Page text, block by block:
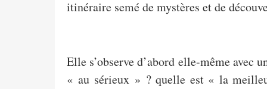
itinéraire semé de mystères et de
Elle s’observe d’abord elle-même avec
« au sérieux » ? quelle est « la